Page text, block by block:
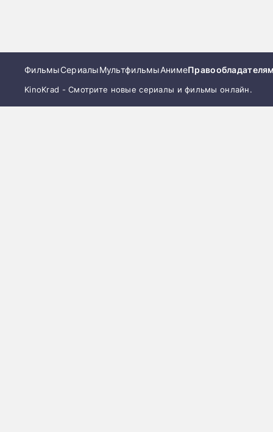
ФильмыСериалыМультфильмыАниме
KinoKrad - Смотрите новые сериалы и фильмы онлайн.